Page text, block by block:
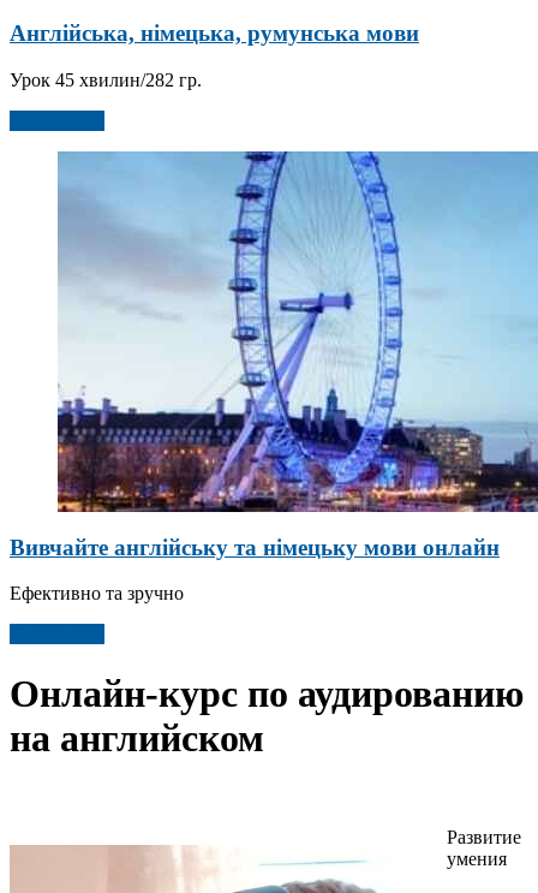
Англійська, німецька, румунська мови
Урок 45 хвилин/282 гр.
Вивчайте англійську та німецьку мови онлайн
Ефективно та зручно
Онлайн-курс по аудированию
на английском
Развитие
умения